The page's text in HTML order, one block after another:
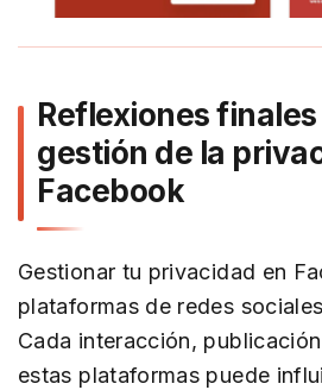
Reflexiones
gestión de la
Facebook
Gestionar tu privacidad en
plataformas de redes
Cada interacción,
estas plataformas puede